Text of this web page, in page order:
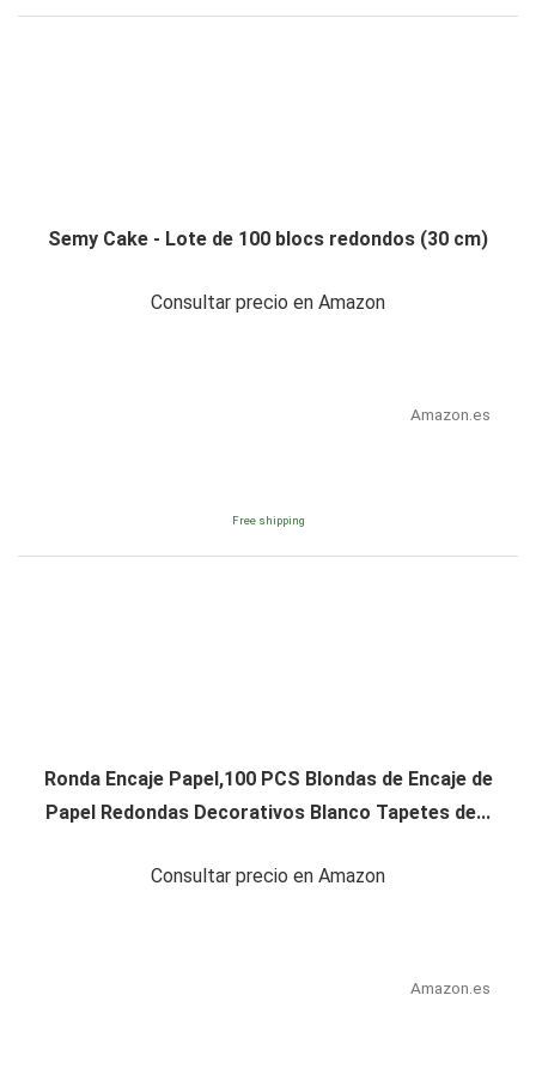
Semy Cake - Lote de 100 blocs redondos (30 cm)
Consultar precio en Amazon
Amazon.es
Free shipping
Ronda Encaje Papel,100 PCS Blondas de Encaje de
Papel Redondas Decorativos Blanco Tapetes de...
Consultar precio en Amazon
Amazon.es